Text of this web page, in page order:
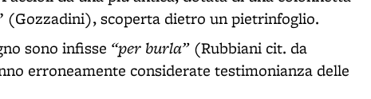
(Gozzadini), scoperta dietro un pietrinfoglio.
sono infisse “per burla”(Rubbiani cit. da
erroneamente considerate testimonianza delle